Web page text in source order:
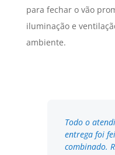
para fechar o vão
iluminação e
ambiente.
Todo o
entrega foi
combinado.